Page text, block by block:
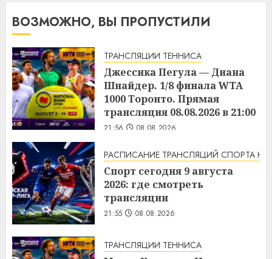
ВОЗМОЖНО, ВЫ ПРОПУСТИЛИ
ТРАНСЛЯЦИИ ТЕННИСА
Джессика Пегула — Диана
Шнайдер. 1/8 финала WTA
1000 Торонто. Прямая
трансляция 08.08.2026 в 21:00
21:56 08.08.2026
РАСПИСАНИЕ ТРАНСЛЯЦИЙ СПОРТА НА
Спорт сегодня 9 августа
2026: где смотреть
трансляции
21:55 08.08.2026
ТРАНСЛЯЦИИ ТЕННИСА